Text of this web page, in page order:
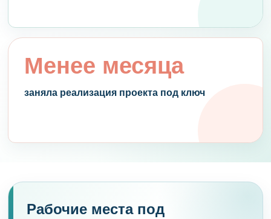
Менее месяца
заняла реализация проекта под ключ
Рабочие места под